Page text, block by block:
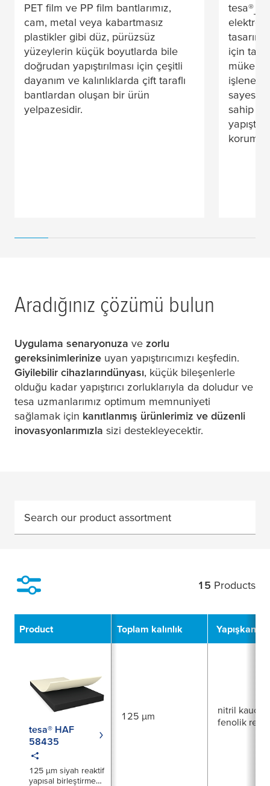
PET film ve PP film bantlarımız,
cam, metal veya kabartmasız
plastikler gibi düz, pürüzsüz
yüzeylerin küçük boyutlarda bile
doğrudan yapıştırılması için çeşitli
dayanım ve kalınlıklarda çift taraflı
bantlardan oluşan bir ürün
yelpazesidir.
tesa®
için
sahip
Aradığınız çözümü bulun
Uygulama senaryonuza ve zorlu
gereksinimlerinize uyan yapıştırıcımızı keşfedin.
Giyilebilir cihazlarındünyası, küçük bileşenlerle
olduğu kadar yapıştırıcı zorluklarıyla da doludur ve
tesa uzmanlarımız optimum memnuniyeti
sağlamak için kanıtlanmış ürünlerimiz ve düzenli
inovasyonlarımızla sizi destekleyecektir.
Search our product assortment
15 Products
Product Toplam kalınlık Yapışkan
tesa® HAF
58435
125 µm siyah reaktif
yapısal birleştirme
125 µm
nitril
fenolik